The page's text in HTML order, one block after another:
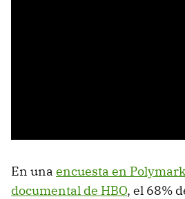
En una encuesta en
documental de HBO, el 68%